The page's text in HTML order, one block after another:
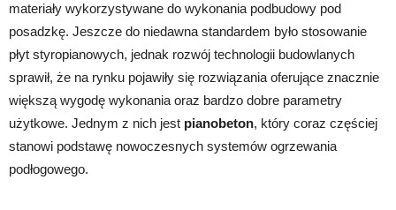
materiały wykorzystywane do wykonania podbudowy pod
posadzkę. Jeszcze do niedawna standardem było stosowanie
płyt styropianowych, jednak rozwój technologii budowlanych
sprawił, że na rynku pojawiły się rozwiązania oferujące znacznie
większą wygodę wykonania oraz bardzo dobre parametry
użytkowe. Jednym z nich jest pianobeton, który coraz częściej
stanowi podstawę nowoczesnych systemów ogrzewania
podłogowego.